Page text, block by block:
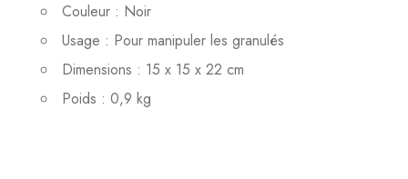
Couleur : Noir
Usage : Pour manipuler les granulés
Dimensions : 15 x 15 x 22 cm
Poids : 0,9 kg